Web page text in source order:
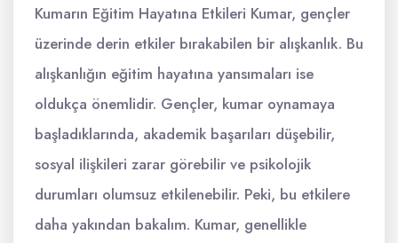
Kumarın Eğitim Hayatına Etkileri Kumar, gençler
üzerinde derin etkiler bırakabilen bir alışkanlık. Bu
alışkanlığın eğitim hayatına yansımaları ise
oldukça önemlidir. Gençler, kumar oynamaya
başladıklarında, akademik başarıları düşebilir,
sosyal ilişkileri zarar görebilir ve psikolojik
durumları olumsuz etkilenebilir. Peki, bu etkilere
daha yakından bakalım. Kumar, genellikle